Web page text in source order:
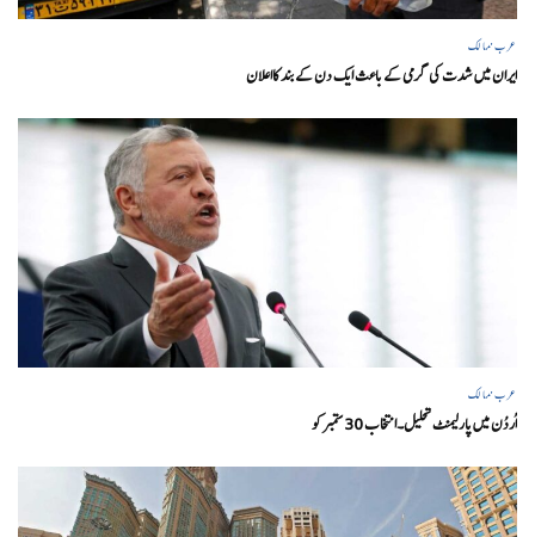
عرب ممالک
ایران میں شدت کی گرمی کے باعث ایک دن کے بند کااعلان
عرب ممالک
اُردُن میں پارلیمنٹ تحلیل۔انتخاب 30 ستمبرکو